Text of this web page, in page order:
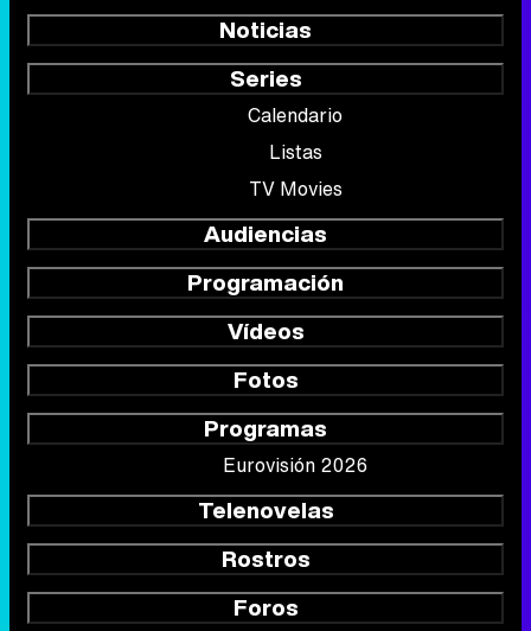
Noticias
Series
Calendario
Listas
TV Movies
Audiencias
Programación
Vídeos
Fotos
Programas
Eurovisión 2026
Telenovelas
Rostros
Foros